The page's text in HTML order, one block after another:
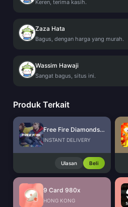
Keren, terima kasih.
Zaza Hata
Bagus, dengan harga yang murah.
Wassim Hawaji
Sangat bagus, situs ini.
Produk Terkait
Free Fire Diamonds EU + TR
INSTANT DELIVERY
Ulasan Beli
9 Card 980x
HONG KONG